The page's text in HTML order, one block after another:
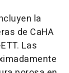
la
de CaHA
Las